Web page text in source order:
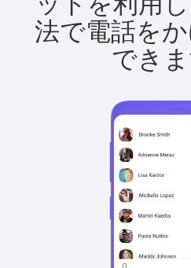
法で電話を
できま